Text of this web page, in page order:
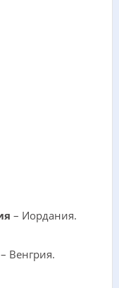
– Иордания.
– Венгрия.